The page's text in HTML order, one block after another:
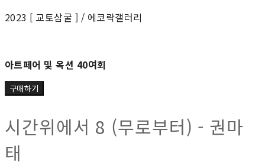
2023 [ 교토삼굴 ] / 에코락갤러리
아트페어 및 옥션 40여회
구매하기
시간위에서 8 (무로부터) - 권마
태